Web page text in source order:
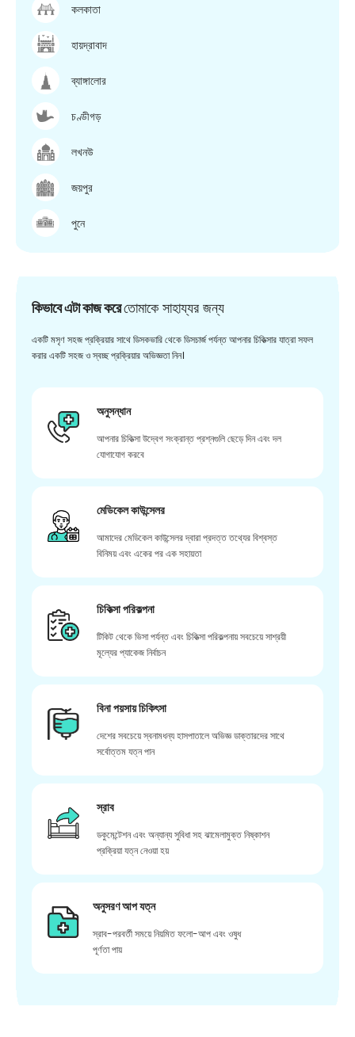
কলকাতা
হায়দ্রাবাদ
ব্যাঙ্গালোর
চণ্ডীগড়
লখনউ
জয়পুর
পুনে
কিভাবে এটা কাজ করেতোমাকে সাহায্যর জন্য
একটি মসৃণ সহজ প্রক্রিয়ার সাথে ডিসকভারি থেকে ডিসচার্জ পর্যন্ত আপনার চিকিত্সার যাত্রা সফল
করার একটি সহজ ও স্বচ্ছ প্রক্রিয়ার অভিজ্ঞতা নিন।
অনুসন্ধান
আপনার চিকিত্সা উদ্বেগ সংক্রান্ত প্রশ্নগুলি ছেড়ে দিন এবং দল
যোগাযোগ করবে
মেডিকেল কাউন্সেলর
আমাদের মেডিকেল কাউন্সেলর দ্বারা প্রদত্ত তথ্যের বিশ্বস্ত
বিনিময় এবং একের পর এক সহায়তা
চিকিত্সা পরিকল্পনা
টিকিট থেকে ভিসা পর্যন্ত এবং চিকিত্সা পরিকল্পনায় সবচেয়ে সাশ্রয়ী
মূল্যের প্যাকেজ নির্বাচন
বিনা পয়সায় চিকিৎসা
দেশের সবচেয়ে স্বনামধন্য হাসপাতালে অভিজ্ঞ ডাক্তারদের সাথে
সর্বোত্তম যত্ন পান
স্রাব
ডকুমেন্টেশন এবং অন্যান্য সুবিধা সহ ঝামেলামুক্ত নিষ্কাশন
প্রক্রিয়া যত্ন নেওয়া হয়
অনুসরণ আপ যত্ন
স্রাব-পরবর্তী সময়ে নিয়মিত ফলো-আপ এবং ওষুধ
পূর্ণতা পায়